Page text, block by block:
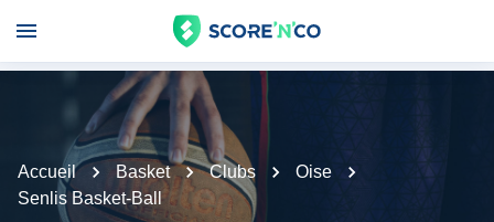
Accueil Basket Clubs
Oise
Senlis Basket-Ball